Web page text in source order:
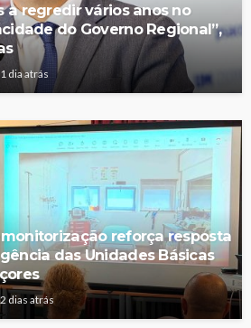
a regredir vários anos no
do Governo Regional”,
1 dia atrás
reforça resposta
das Unidades Básicas
2 dias atrás